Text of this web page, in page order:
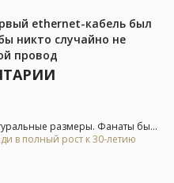
ethernet-кабель был
никто случайно не
провод
размеры. Фанаты бы...
в полный рост к 30-летию